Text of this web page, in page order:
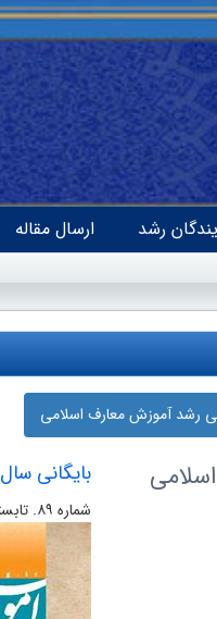
رشد ارسال مقاله
رشد آموزش معارف اسلامی
بایگانی سال 1392
شماره‌ ۸۹. تابستان ۹۲